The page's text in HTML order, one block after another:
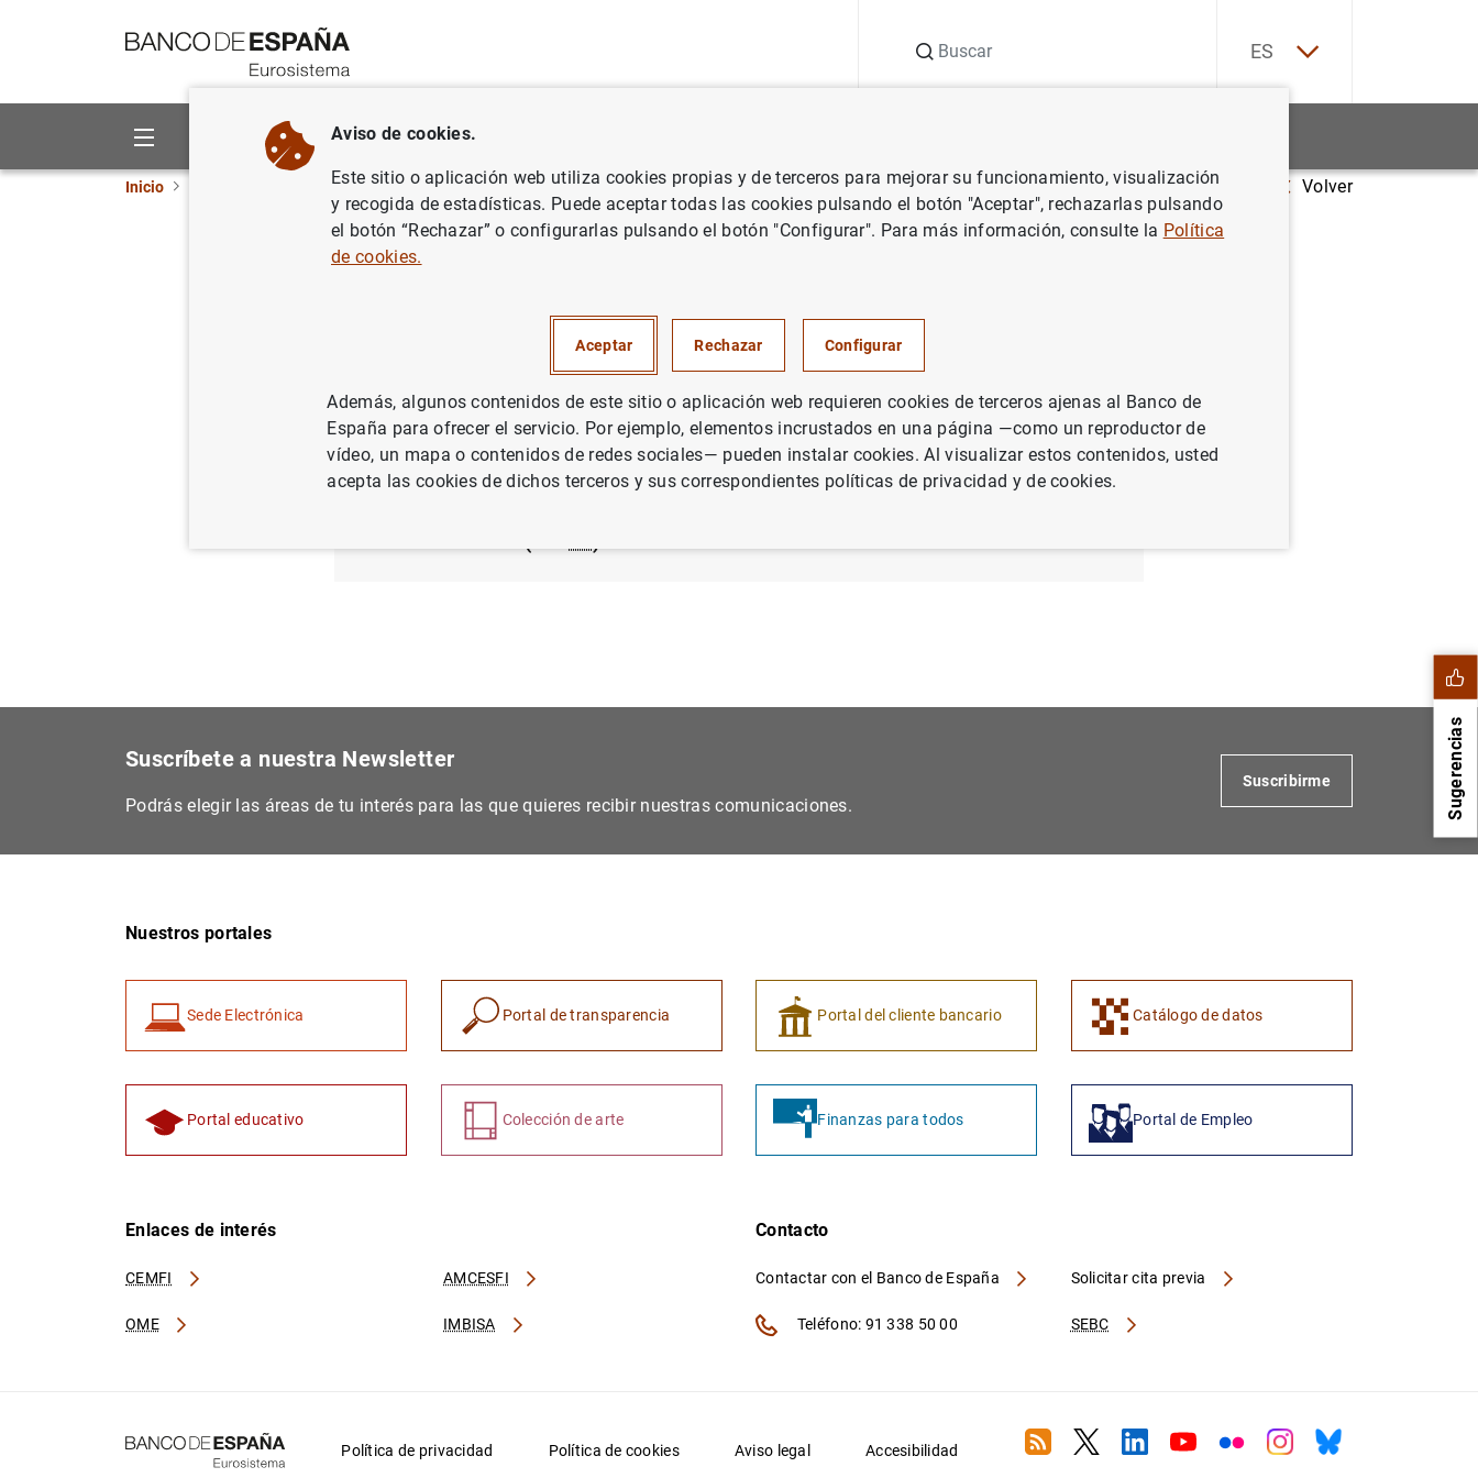
ES
Sobre el Banco Áreas de actuación
Inicio El Banco de España aprueba la nueva circular contable de las entidades de crédito Volver
El Banco de España aprueba la nueva circular
contable de las entidades de crédito
SUPERVISIÓN PRUDENCIAL, MUS
Sugerencias
Suscríbete a nuestra Newsletter
Podrás elegir las áreas de tu interés para las que quieres recibir nuestras comunicaciones.
Suscribirme
Nuestros portales
Sede Electrónica Portal de transparencia Portal del cliente bancario Catálogo de datos
Portal educativo Colección de arte Finanzas para todos Portal de Empleo
Enlaces de interés
CEMFI AMCESFI
OME IMBISA
Contacto
Contactar con el Banco de España
SEBC
Solicitar cita previa
Teléfono: 91 338 50 00
Política de privacidad Política de cookies Aviso legal Accesibilidad RSS TwitterLinkedin
YoutubeFlickrInstagram
Bluesky
Aviso de cookies.
Este sitio o aplicación web utiliza cookies propias y de terceros para mejorar su funcionamiento, visualización
y recogida de estadísticas. Puede aceptar todas las cookies pulsando el botón "Aceptar", rechazarlas pulsando
el botón “Rechazar” o configurarlas pulsando el botón "Configurar". Para más información, consulte la Política
de cookies.
Aceptar Rechazar Configurar
Además, algunos contenidos de este sitio o aplicación web requieren cookies de terceros ajenas al Banco de
España para ofrecer el servicio. Por ejemplo, elementos incrustados en una página —como un reproductor de
vídeo, un mapa o contenidos de redes sociales— pueden instalar cookies. Al visualizar estos contenidos, usted
acepta las cookies de dichos terceros y sus correspondientes políticas de privacidad y de cookies.